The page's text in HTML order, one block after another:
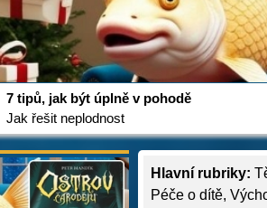
7 tipů, jak být úplně v pohodě
Jak řešit neplodnost
Hlavní rubriky:
Péče o dítě,